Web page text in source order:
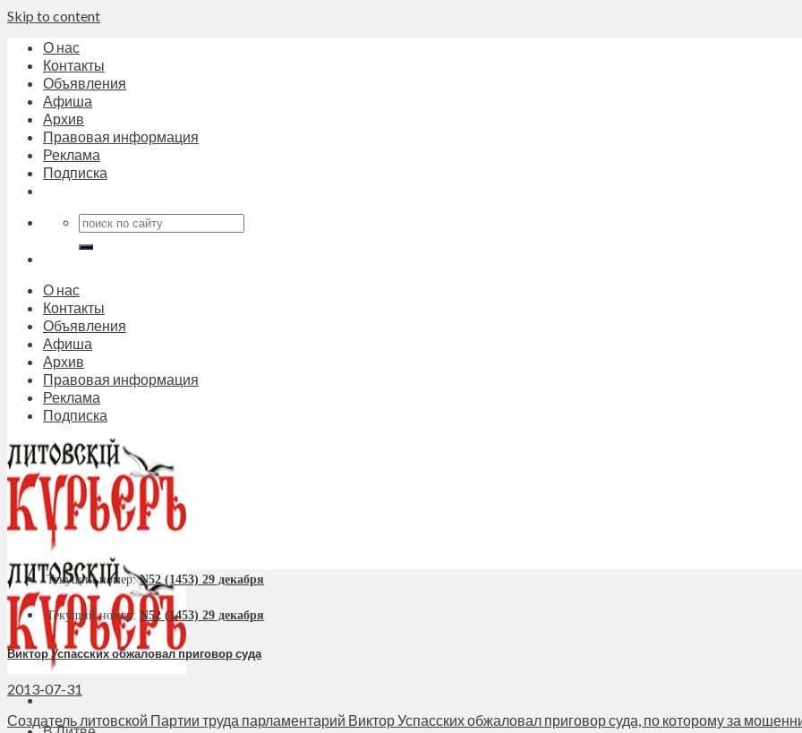
Skip to content
О нас
Контакты
Объявления
Афиша
Архив
Правовая информация
Реклама
Подписка
О нас
Контакты
Объявления
Афиша
Архив
Правовая информация
Реклама
Подписка
Текущий номер:N52 (1453) 29 декабря
Текущий номер: N52 (1453) 29 декабря
Виктор Успасских обжаловал приговор суда
2013-07-31
Создатель литовской Партии труда парламентарий Виктор Успасских обжаловал приговор суда, по которому за